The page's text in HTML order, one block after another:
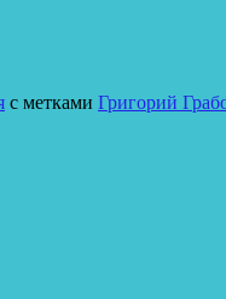
с метками Григорий